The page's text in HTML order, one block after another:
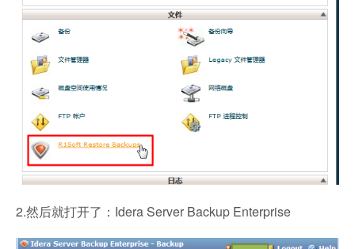
2.然后就打开了：Idera Server Backup Enterprise